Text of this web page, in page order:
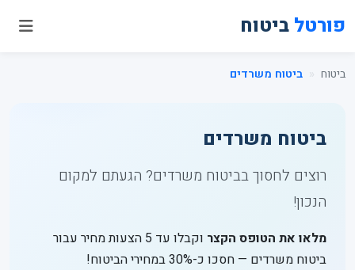
פורטל ביטוח
ביטוח ביטוח משרדים
ביטוח משרדים
רוצים לחסוך בביטוח משרדים? הגעתם למקום
הנכון!
מלאו את הטופס הקצר
וקבלו עד 5 הצעות מחיר עבור
ביטוח משרדים — חסכו כ-30% במחירי הביטוח!